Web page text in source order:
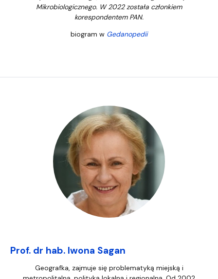
Mikrobiologicznego. W 2022 została członkiem
korespondentem PAN.
biogram w Gedanopedii
Prof. dr hab. Iwona Sagan
Geografka, zajmuje się problematyką miejską i